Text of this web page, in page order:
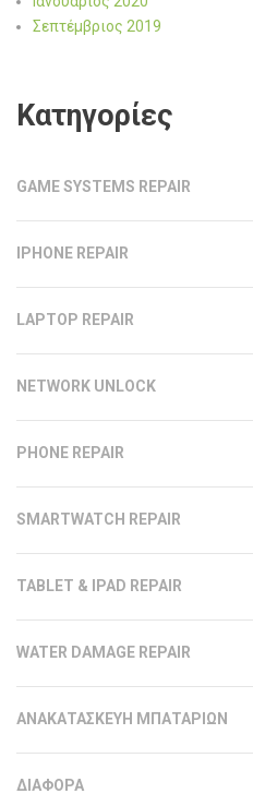
Σεπτέμβριος 2019
Kατηγορίες
GAME SYSTEMS REPAIR
IPHONE REPAIR
LAPTOP REPAIR
NETWORK UNLOCK
PHONE REPAIR
SMARTWATCH REPAIR
TABLET & IPAD REPAIR
WATER DAMAGE REPAIR
ΑΝΑΚΑΤΑΣΚΕΥΗ ΜΠΑΤΑΡΙΩΝ
ΔΙΑΦΟΡΑ